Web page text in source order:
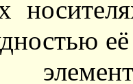
её